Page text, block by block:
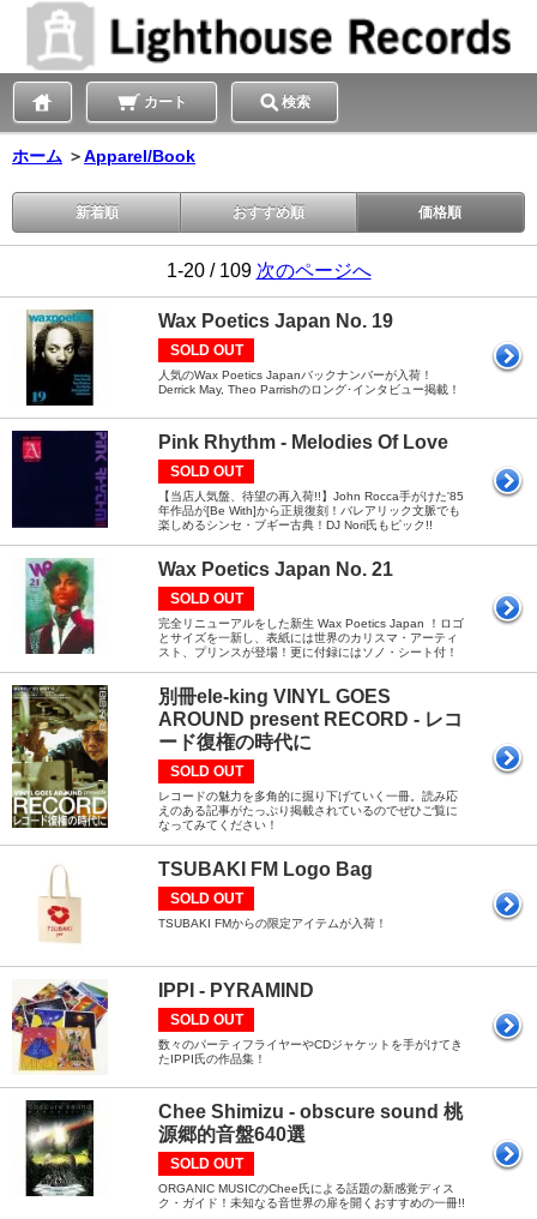
カート 検索
ホーム ＞Apparel/Book
新着順 おすすめ順 価格順
1-20 / 109 次のページへ
Wax Poetics Japan No. 19
SOLD OUT
人気のWax Poetics Japanバックナンバーが入荷！
Derrick May, Theo Parrishのロング･インタビュー掲載！
Pink Rhythm - Melodies Of Love
SOLD OUT
【当店人気盤、待望の再入荷!!】John Rocca手がけた'85
年作品が[Be With]から正規復刻！バレアリック文脈でも
楽しめるシンセ・ブギー古典！DJ Nori氏もピック!!
Wax Poetics Japan No. 21
SOLD OUT
完全リニューアルをした新生 Wax Poetics Japan ！ロゴ
とサイズを一新し、表紙には世界のカリスマ・アーティ
スト、プリンスが登場！更に付録にはソノ・シート付！
別冊ele-king VINYL GOES
AROUND present RECORD - レコ
ード復権の時代に
SOLD OUT
レコードの魅力を多角的に掘り下げていく一冊。読み応
えのある記事がたっぷり掲載されているのでぜひご覧に
なってみてください！
TSUBAKI FM Logo Bag
SOLD OUT
TSUBAKI FMからの限定アイテムが入荷！
IPPI - PYRAMIND
SOLD OUT
数々のパーティフライヤーやCDジャケットを手がけてき
たIPPI氏の作品集！
Chee Shimizu - obscure sound 桃
源郷的音盤640選
SOLD OUT
ORGANIC MUSICのChee氏による話題の新感覚ディス
ク・ガイド！未知なる音世界の扉を開くおすすめの一冊!!